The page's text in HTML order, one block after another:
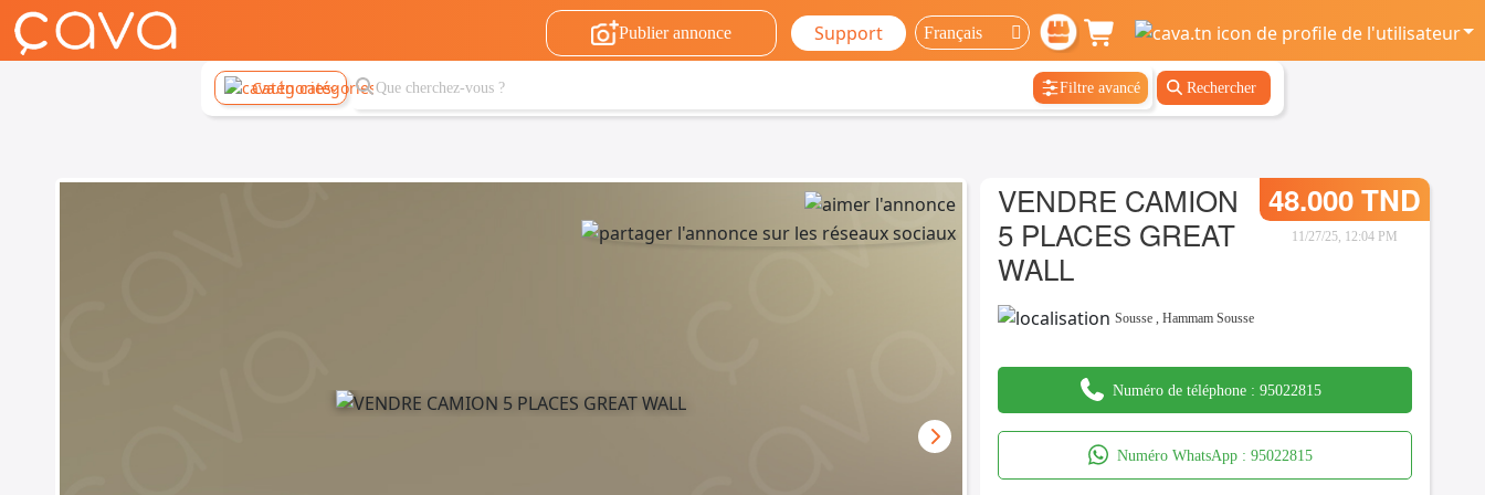
Publier annonce Support
Catégories Filtre avancé Rechercher
VENDRE CAMION
5 PLACES GREAT
WALL
48.000 TND
11/27/25, 12:04 PM
Sousse ,Hammam Sousse
Numéro de téléphone : 95022815
Numéro WhatsApp :95022815